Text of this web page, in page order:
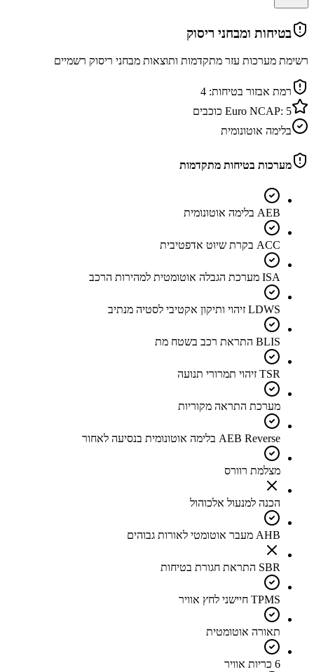
בטיחות ומבחני ריסוק
רשימת מערכות עזר מתקדמות ותוצאות מבחני ריסוק רשמיים
רמת אבזור בטיחות: 4
Euro NCAP: 5
כוכבים
בלימה אוטונומית
מערכות בטיחות מתקדמות
AEB בלימה אוטונומית
ACC בקרת שיוט אדפטיבית
ISA מערכת הגבלה אוטומטית למהירות הרכב
LDWS זיהוי ותיקון אקטיבי לסטיה מנתיב
BLIS התראת רכב בשטח מת
TSR זיהוי תמרורי תנועה
מערכת התראה מקוריות
AEB Reverse בלימה אוטונומית בנסיעה לאחור
מצלמת רוורס
הכנה למנעול אלכוהול
AHB מעבר אוטומטי לאורות גבוהים
SBR התראת חגורת בטיחות
TPMS חיישני לחץ אוויר
תאורה אוטומטית
6 כריות אוויר